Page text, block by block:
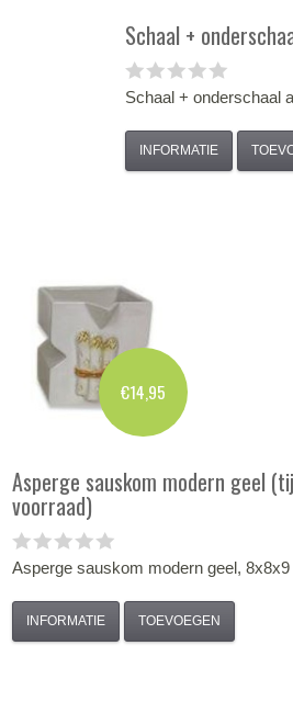
Schaal +
Schaal + onderschaal
INFORMATIE
€14,95
Asperge sauskom modern geel
voorraad)
Asperge sauskom modern geel,
INFORMATIE TOEVOEGEN